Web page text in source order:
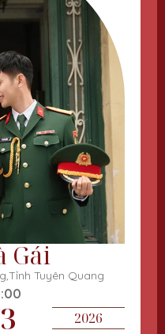
Gái
Tuyên Quang
2026